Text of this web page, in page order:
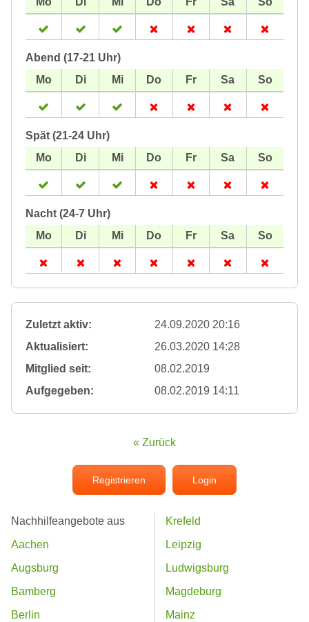
Abend (17-21 Uhr)
Spät (21-24 Uhr)
Nacht (24-7 Uhr)
Zuletzt aktiv:
24.09.2020 20:16
Aktualisiert:
26.03.2020 14:28
Mitglied seit:
08.02.2019
Aufgegeben:
08.02.2019 14:11
« Zurück
Registrieren Login
Nachhilfeangebote aus
Aachen
Augsburg
Bamberg
Berlin
Krefeld
Leipzig
Ludwigsburg
Magdeburg
Mainz